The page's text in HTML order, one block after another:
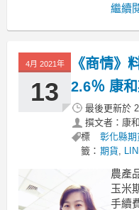
04/20
繼續
4月 2021年
13
《商情》
2.6％ 康
最後更新於
撰文者：康
標
籤：
彰化縣
期貨,
農產
玉米
手續